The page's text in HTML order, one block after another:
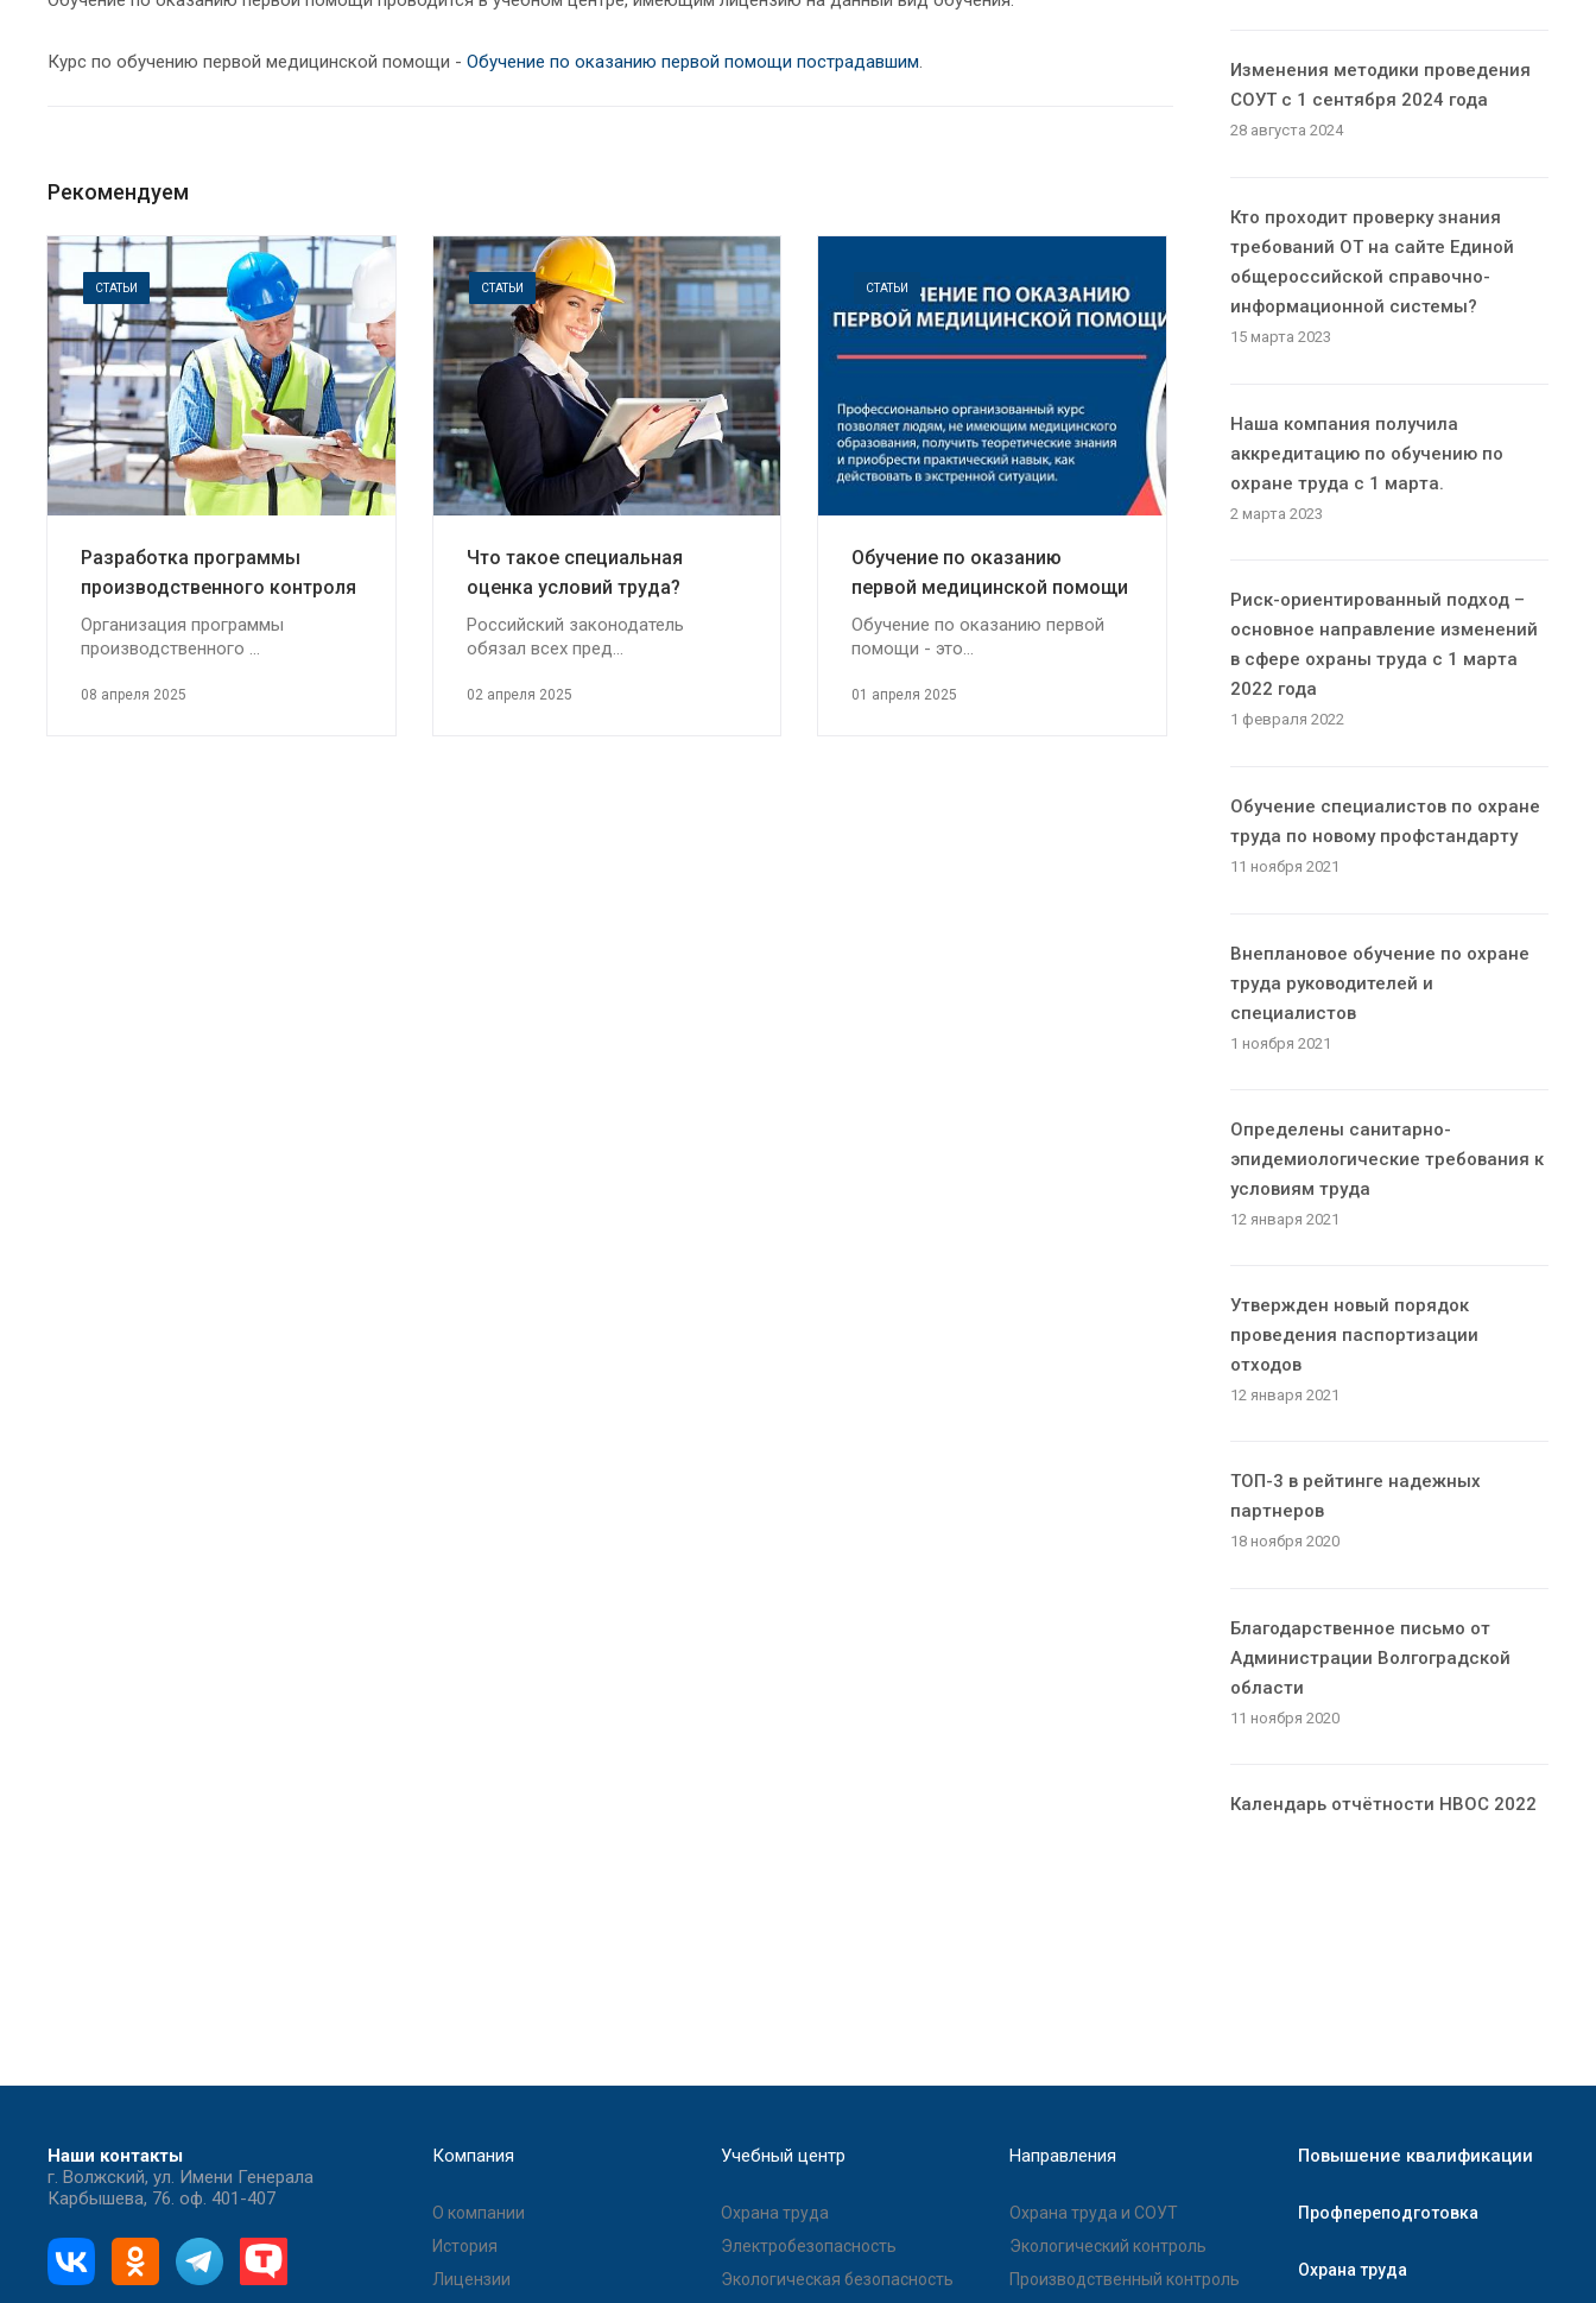
Курс по обучению первой медицинской помощи - Обучение по оказанию первой помощи пострадавшим.
Рекомендуем
СТАТЬИ
Разработка программы
производственного контроля
Организация программы
производственного ...
08 апреля 2025
СТАТЬИ
Что такое специальная
оценка условий труда?
Российский законодатель
обязал всех пред...
02 апреля 2025
СТАТЬИ
Обучение по оказанию
первой медицинской помощи
Обучение по оказанию первой
помощи - это...
01 апреля 2025
Изменения методики проведения
СОУТ с 1 сентября 2024 года
28 августа 2024
Кто проходит проверку знания
требований ОТ на сайте Единой
общероссийской справочно-
информационной системы?
15 марта 2023
Наша компания получила
аккредитацию по обучению по
охране труда с 1 марта.
2 марта 2023
Риск-ориентированный подход –
основное направление изменений
в сфере охраны труда с 1 марта
2022 года
1 февраля 2022
Обучение специалистов по охране
труда по новому профстандарту
11 ноября 2021
Внеплановое обучение по охране
труда руководителей и
специалистов
1 ноября 2021
Определены санитарно-
эпидемиологические требования к
условиям труда
12 января 2021
Утвержден новый порядок
проведения паспортизации
отходов
12 января 2021
ТОП-3 в рейтинге надежных
партнеров
18 ноября 2020
Благодарственное письмо от
Администрации Волгоградской
области
11 ноября 2020
Календарь отчётности НВОС 2022
Наши контакты
г. Волжский, ул. Имени Генерала
Карбышева, 76. оф. 401-407
Компания
О компании
История
Лицензии
Учебный центр
Охрана труда
Электробезопасность
Экологическая безопасность
Направления
Охрана труда и СОУТ
Экологический контроль
Производственный контроль
Повышение квалификации
Профпереподготовка
Охрана труда